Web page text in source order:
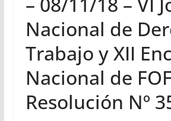
Nacional de
Trabajo y XII
Nacional de
Resolución Nº